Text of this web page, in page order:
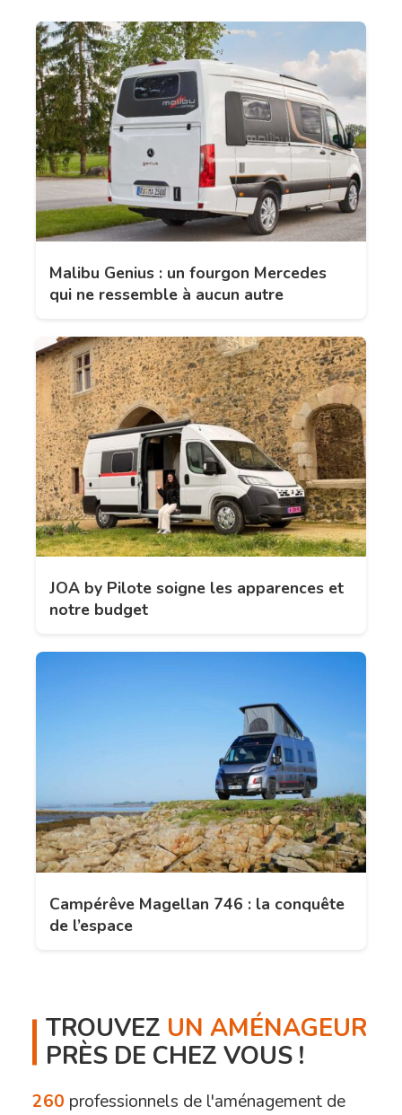
Malibu Genius : un fourgon Mercedes
qui ne ressemble à aucun autre
JOA by Pilote soigne les apparences et
notre budget
Campérêve Magellan 746 : la conquête
de l’espace
TROUVEZ UN AMÉNAGEUR
PRÈS DE CHEZ VOUS !
260 professionnels de l'aménagement de